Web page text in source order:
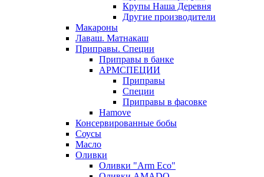
Крупы Наша Деревня
Другие производители
Макароны
Лаваш. Матнакаш
Приправы. Специи
Приправы в банке
АРМСПЕЦИИ
Приправы
Специи
Приправы в фасовке
Hamove
Консервированные бобы
Соусы
Масло
Оливки
Оливки "Arm Eco"